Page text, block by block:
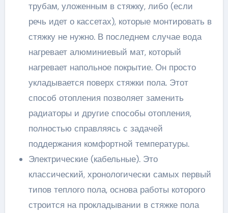
трубам, уложенным в стяжку, либо (если
речь идет о кассетах), которые монтировать в
стяжку не нужно. В последнем случае вода
нагревает алюминиевый мат, который
нагревает напольное покрытие. Он просто
укладывается поверх стяжки пола. Этот
способ отопления позволяет заменить
радиаторы и другие способы отопления,
полностью справляясь с задачей
поддержания комфортной температуры.
Электрические (кабельные). Это
классический, хронологически самых первый
типов теплого пола, основа работы которого
строится на прокладывании в стяжке пола